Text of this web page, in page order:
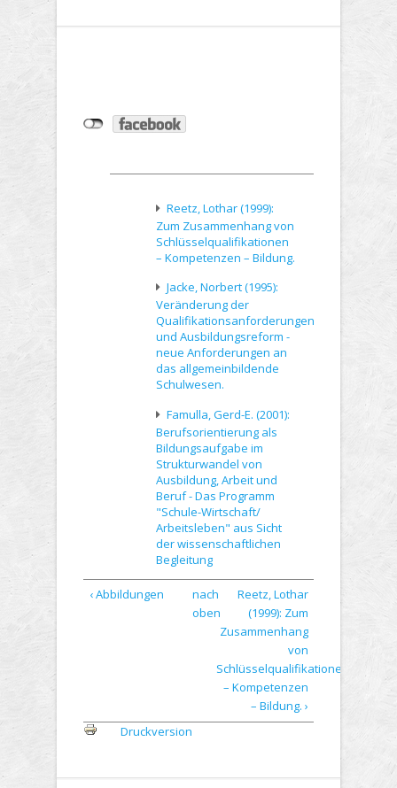
Reetz, Lothar (1999):
Zum Zusammenhang von
Schlüsselqualifikationen
– Kompetenzen – Bildung.
Jacke, Norbert (1995):
Veränderung der
Qualifikationsanforderungen
und Ausbildungsreform -
neue Anforderungen an
das allgemeinbildende
Schulwesen.
Famulla, Gerd-E. (2001):
Berufsorientierung als
Bildungsaufgabe im
Strukturwandel von
Ausbildung, Arbeit und
Beruf - Das Programm
"Schule-Wirtschaft/
Arbeitsleben" aus Sicht
der wissenschaftlichen
Begleitung
‹ Abbildungen
nach
oben
Reetz, Lothar
(1999): Zum
Zusammenhang
von
Schlüsselqualifikationen
– Kompetenzen
– Bildung. ›
Druckversion